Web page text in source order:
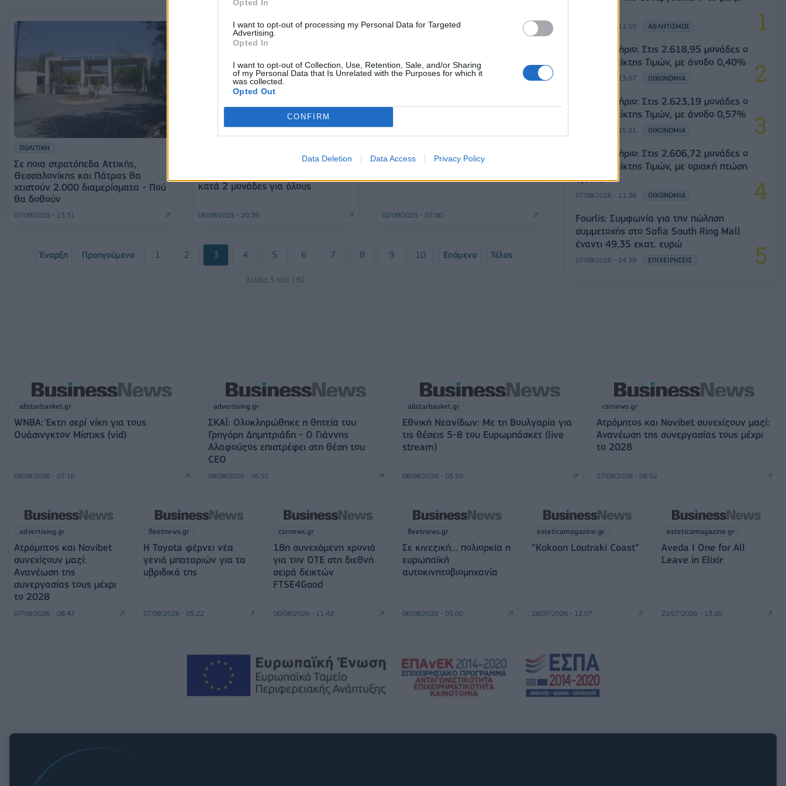
Opted In
I want to opt-out of processing my Personal Data for Targeted
Advertising.
Opted In
I want to opt-out of Collection, Use, Retention, Sale, and/or Sharing
of my Personal Data that Is Unrelated with the Purposes for which it
was collected.
Opted Out
CONFIRM
Data Deletion Data Access Privacy Policy
ΠΟΛΙΤΙΚΗ
Σε ποια στρατόπεδα Αττικής,
Θεσσαλονίκης και Πάτρας θα
χτιστούν 2.000 διαμερίσματα - Πού
θα δοθούν
07/09/2025 - 13:31
ΟΙΚΟΝΟΜΙΑ
για νέους κάτω των 25 ετών και
κατά 2 μονάδες για όλους
06/09/2025 - 20:39
Γεραπετρίτης: Θα υπάρξει
στη Νέα Υόρκη και «δεν θα είναι
02/09/2025 - 07:00
Έναρξη Προηγούμενο 1 2 3 4 5 6 7 8 9 10 Επόμενο Τέλος
Σελίδα 3 από 192
07/08/2026 - 11:50 ΑΘΛΗΤΙΣΜΟΣ
Χρηματιστήριο: Στις 2.618,95 μονάδες ο
Γενικός Δείκτης Τιμών, με άνοδο 0,40%
07/08/2026 - 13:07 ΟΙΚΟΝΟΜΙΑ
Χρηματιστήριο: Στις 2.623,19 μονάδες ο
Γενικός Δείκτης Τιμών, με άνοδο 0,57%
07/08/2026 - 15:21 ΟΙΚΟΝΟΜΙΑ
Χρηματιστήριο: Στις 2.606,72 μονάδες ο
Γενικός Δείκτης Τιμών, με οριακή πτώση
0,07%
07/08/2026 - 11:38 ΟΙΚΟΝΟΜΙΑ
Fourlis: Συμφωνία για την πώληση
συμμετοχής στο Sofia South Ring Mall
έναντι 49,35 εκατ. ευρώ
07/08/2026 - 14:39 ΕΠΙΧΕΙΡΗΣΕΙΣ
allstarbasket.gr
WNBA: Έκτη σερί νίκη για τους
Ουάσινγκτον Μίστικς (vid)
08/08/2026 - 07:16
advertising.gr
ΣΚΑΪ: Ολοκληρώθηκε η θητεία του
Γρηγόρη Δημητριάδη - Ο Γιάννης
Αλαφούζος επιστρέφει στη θέση του
CEO
08/08/2026 - 06:51
allstarbasket.gr
Εθνική Νεανίδων: Με τη Βουλγαρία για
τις θέσεις 5-8 του Ευρωμπάσκετ (live
stream)
08/08/2026 - 05:50
csrnews.gr
Ατρόμητος και Novibet συνεχίζουν μαζί:
Ανανέωση της συνεργασίας τους μέχρι
το 2028
07/08/2026 - 08:52
advertising.gr
Ατρόμητος και Novibet
συνεχίζουν μαζί:
Ανανέωση της
συνεργασίας τους μέχρι
το 2028
07/08/2026 - 08:47
fleetnews.gr
Η Toyota φέρνει νέα
γενιά μπαταριών για τα
υβριδικά της
07/08/2026 - 05:22
csrnews.gr
18η συνεχόμενη χρονιά
για τον ΟΤΕ στη διεθνή
σειρά δεικτών
FTSE4Good
06/08/2026 - 11:42
fleetnews.gr
Σε κινεζική… πολιορκία η
ευρωπαϊκή
αυτοκινητοβιομηχανία
06/08/2026 - 05:00
esteticamagazine.gr
“Kokoon Loutraki Coast”
28/07/2026 - 12:07
esteticamagazine.gr
Aveda I One for All
Leave in Elixir
22/07/2026 - 13:20